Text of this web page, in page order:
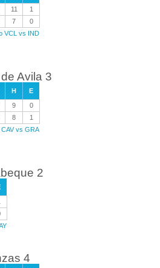
11
1
7
0
VCL vs IND
Avila 3
H
E
9
0
8
1
vs GRA
2
4